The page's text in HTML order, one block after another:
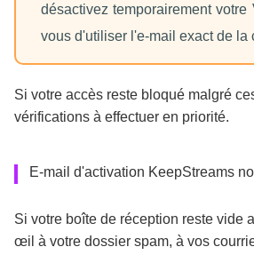
désactivez temporairement votre
vous d'utiliser l'e-mail exact de la
Si votre accès reste bloqué malgré
vérifications à effectuer en priorité.
E-mail d'activation KeepStreams
Si votre boîte de réception reste vide
œil à votre dossier spam, à vos